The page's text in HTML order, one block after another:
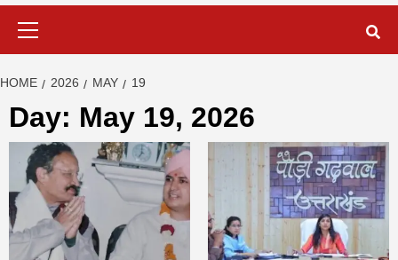
HOME 2026 MAY 19
Day: May 19, 2026